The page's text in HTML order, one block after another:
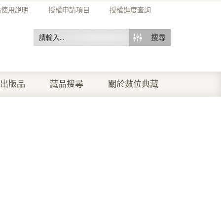
用說明 授權申請項目 授權進度查詢
搜尋
版品 藏品搜尋 關於數位典藏